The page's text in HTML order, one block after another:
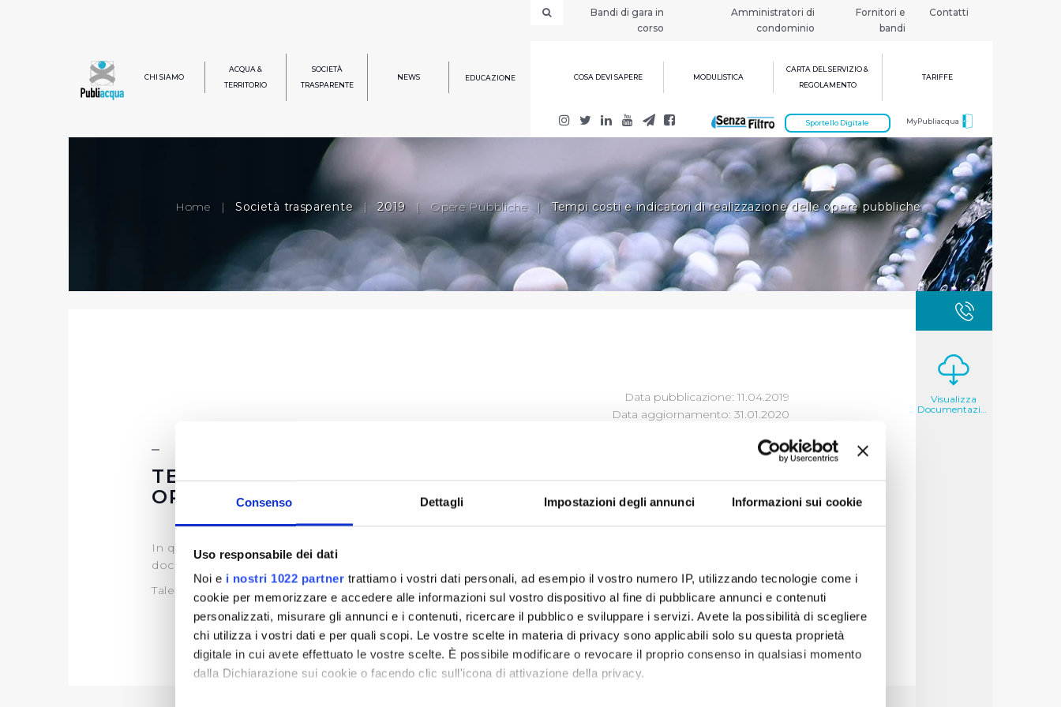
Consenso Dettagli Impostazioni degli annunci Informazioni sui cookie
Uso responsabile dei dati
Noi e i nostri 1022 partner trattiamo i vostri dati personali, ad esempio il vostro numero IP, utilizzando tecnologie come i
cookie per memorizzare e accedere alle informazioni sul vostro dispositivo al fine di pubblicare annunci e contenuti
personalizzati, misurare gli annunci e i contenuti, ricercare il pubblico e sviluppare i servizi. Avete la possibilità di scegliere
chi utilizza i vostri dati e per quali scopi. Le vostre scelte in materia di privacy sono applicabili solo su questa proprietà
digitale in cui avete effettuato le vostre scelte. È possibile modificare o revocare il proprio consenso in qualsiasi momento
dalla Dichiarazione sui cookie o facendo clic sull'icona di attivazione della privacy.
Bandi di gara in
corso
Amministratori di
condominio
Fornitori e
bandi
Contatti
CHI SIAMO
ACQUA &
TERRITORIO
SOCIETÀ
TRASPARENTE
NEWS EDUCAZIONE COSA DEVI SAPERE MODULISTICA
CARTA DEL SERVIZIO &
REGOLAMENTO
TARIFFE
MyPubliacqua
Sportello Digitale
Home | Società trasparente | 2019 | Opere Pubbliche | Tempi costi e indicatori di realizzazione delle opere pubbliche
Data pubblicazione: 11.04.2019
Data aggiornamento: 31.01.2020
TEMPI COSTI E INDICATORI DI REALIZZAZIONE DELLE
OPERE PUBBLICHE
In questa sezione puoi trovare il programma degli interventi di Publiacqua 2016 - 2021 (visualizza
documentazione)
Tale programma è soggetto a revisioni nel 2020
Visualizza
Documentazione